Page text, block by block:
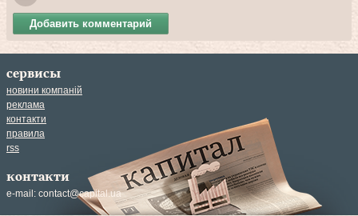
Добавить комментарий
сервисы
новини компаній
реклама
контакти
правила
rss
контакти
e-mail: contact@capital.ua